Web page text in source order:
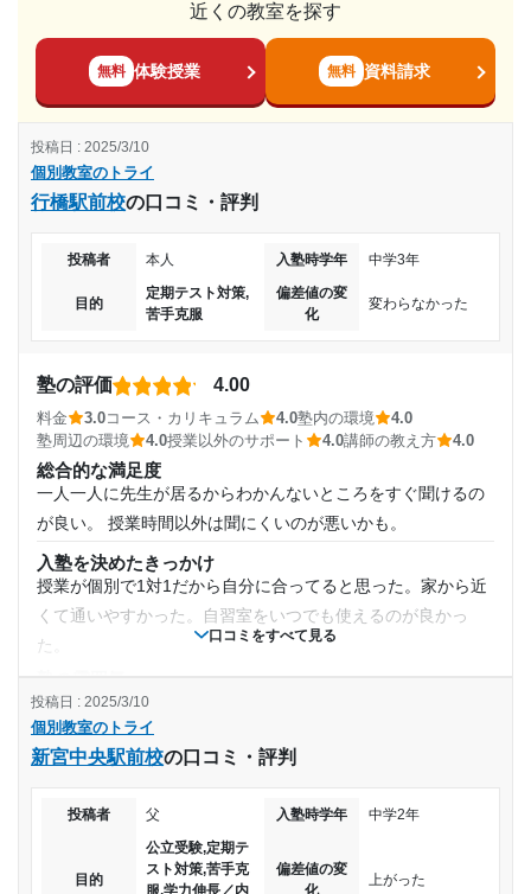
通塾期間
2022年2月〜2023年2月(1年1ヶ月)
入塾時の学年
小学6年
受講コース
通年,夏期講習,冬期講習
通塾頻度
週4日
1日あたりの授業時間
月額料金
目的の達成度
達成
目的の達成理由
第一志望の合格大学では無かったが第二希望の大学に合
金額の高い安いは正直わかりませんが結果がすべてだと思い
ますので成績が上がれば納得しますし下がれば不信感が生ま
れますので。勿論、子供のヤル気もあるんですけど。
子供のレベルにあった教え方をしてもらえたのでついていけ
ないって事がほぼほぼなかったみたいで安心して塾にはかよ
ってたみたいです。
部活の監督みたいに時には優しく時には厳しくと言った教え
方で初めは慣れるのに時間がかかりましたが徐々に慣れてき
て成績も少しずつ上がってはきました。
設備に関しては特には色々言うことはないですね。子供の方
からも何も言われた事はないですので。
塾周辺の環境
交通機関がとても整っており送迎できない時は凄く助かって
はいます。ただ最近は色んな事件があっているせいか、送迎
が多いですね、時間を潰せる場所もありのでホント便利で
す。
授業以外のサポート
(相談・面談、家庭学習のサポート、授業以外のコミュニケーション等)
進路についてはホント親身になって相談にはのってくれます
利用詳細
通塾期間
2024年8月〜通塾中 (投稿日時点)
入塾時の学年
近くの教室を探す
無料 体験授業 無料 資料請求
口コミをすべて見る
個別教室のトライ
行橋駅前校の口コミ・評判
投稿日 : 2025/3/10
投稿者 本人 入塾時学年 中学3年
目的
定期テスト対策,
苦手克服
偏差値の変
化
変わらなかった
塾の評価 4.00
料金 3.0コース・カリキュラム 4.0塾内の環境
4.0
塾周辺の環境
4.0授業以外のサポート 4.0講師の教え方 4.0
総合的な満足度
一人一人に先生が居るからわかんないところをすぐ聞けるの
が良い。 授業時間以外は聞にくいのが悪いかも。
入塾を決めたきっかけ
授業が個別で1対1だから自分に合ってると思った。家から近
くて通いやすかった。自習室をいつでも使えるのが良かっ
た。
やや自由
料金
他の塾に比べて少し高いけど個別と考えると妥協。固定では
コース・カリキュラム
自分にあっている。好きな時間好きな曜日に授業を入れれる
から時間調整がしやすい。コマも一コマから追加できるから
個別教室のトライ
新宮中央駅前校の口コミ・評判
投稿日 : 2025/3/10
投稿者 父 入塾時学年 中学2年
目的
公立受験,定期テ
スト対策,苦手克
服,学力伸長／内
偏差値の変
化
上がった